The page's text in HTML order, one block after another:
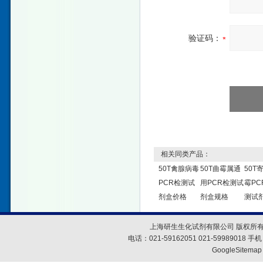
验证码：
相关同类产品：
50T禽腺病毒
PCR检测试
剂盒价格
50T曲霉属通
用PCR检测试
剂盒规格
50T
霉
测试
上海研生生化试剂有限公司 版权所
电话：021-59162051 021-59989018 手
GoogleSitemap